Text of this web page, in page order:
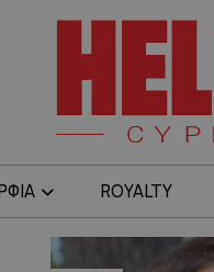
ROYALTY